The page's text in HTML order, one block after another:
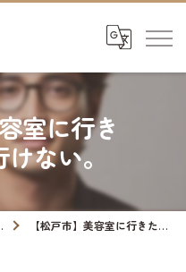
室に行き
ない。
【松戸市】美容室に行きたいけど、行けない。